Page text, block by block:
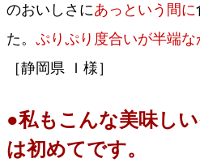
のおいしさにあっという間に
た。 ぷりぷり度合いが半端な
［静岡県 Ｉ様］
●私もこんな美味し
は初めてです。